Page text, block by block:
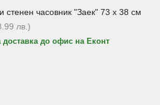
е подходящ за жена, която
решения с елегантно излъчване.
подаръци за дома
стенен часовник "Заек" 73 х 38 см
лв. )
доставка до офис на Еконт